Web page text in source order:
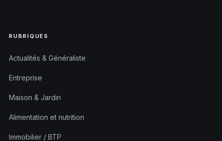
RUBRIQUES
Actualités & Généraliste
Entreprise
Maison & Jardin
Alimentation et nutrition
Immobilier / BTP